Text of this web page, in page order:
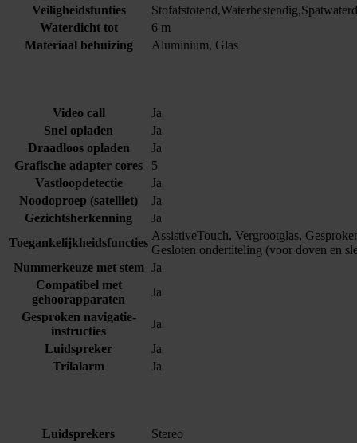
Veiligheidsfunties
Waterdicht tot
6 m
Materiaal behuizing
Aluminium, Glas
Video call
Ja
Snel opladen
Ja
Draadloos opladen
Ja
Grafische adapter cores
5
Vastloopdetectie
Ja
Noodoproep (satelliet)
Ja
Gezichtsherkenning
Ja
Toegankelijkheidsfuncties
AssistiveTouch, Vergrootglas,
Gesloten ondertiteling (voor doven en
Nummerkeuze met stem Ja
Compatibel met
gehoorapparaten
Ja
Gesproken navigatie-
instructies
Ja
Luidspreker
Ja
Trilalarm
Ja
Luidsprekers
Stereo